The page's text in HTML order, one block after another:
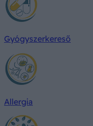
Gyógyszerkereső
Allergia